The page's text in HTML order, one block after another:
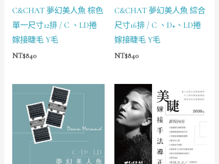
C&CHAT 夢幻美人魚 棕色
單一尺寸12排 / C 、LD捲
嫁接睫毛 Y毛
NT$840
C&CHAT 夢幻美人魚 綜合
尺寸16排 / C 、D+、LD捲
嫁接睫毛 Y毛
NT$840